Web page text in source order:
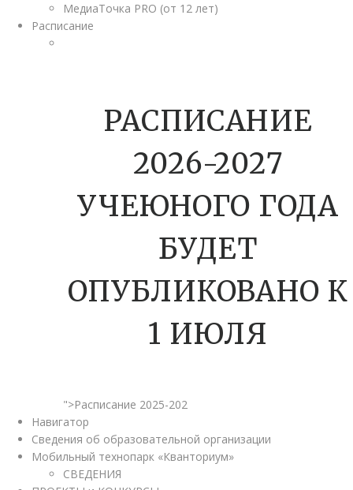
МедиаТочка PRO (от 12 лет)
Расписание
РАСПИСАНИЕ
2026-2027
УЧЕЮНОГО ГОДА
БУДЕТ
ОПУБЛИКОВАНО К
1 ИЮЛЯ
">Расписание 2025-202
Навигатор
Сведения об образовательной организации
Мобильный технопарк «Кванториум»
СВЕДЕНИЯ